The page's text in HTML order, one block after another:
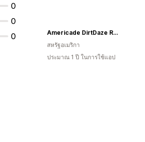
0
0
0
Americade DirtDaze RollingThruAmerica
สหรัฐอเมริกา
ประมาณ 1 ปี ในการใช้แอป